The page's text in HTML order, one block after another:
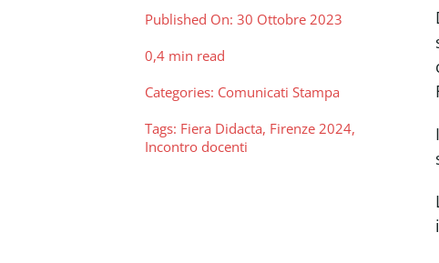
Published On: 30 Ottobre 2023
0,4 min read
Categories: Comunicati Stampa
Tags: Fiera Didacta, Firenze 2024,
Incontro docenti